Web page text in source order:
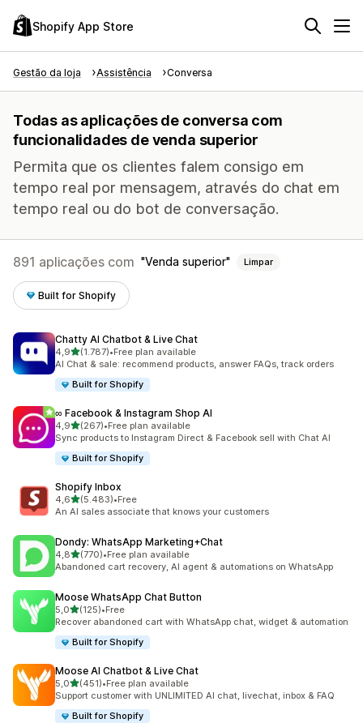
Shopify App Store
Gestão da loja Assistência Conversa
Todas as aplicações de conversa com
funcionalidades de venda superior
Permita que os clientes falem consigo em
tempo real por mensagem, através do chat em
tempo real ou do bot de conversação.
891 aplicações com Venda superior Limpar
Built for Shopify
Chatty AI Chatbot & Live Chat
4,9de 5 estrelas
(1.787)
1787 total de avaliações
•Free plan available
AI Chat & sale: recommend products, answer FAQs, track orders
Built for Shopify
∞ Facebook & Instagram Shop AI
4,9de 5 estrelas
(267)
267 total de avaliações
•Free plan available
Sync products to Instagram Direct & Facebook sell with Chat AI
Built for Shopify
Shopify Inbox
4,6de 5 estrelas
(5.483)
5483 total de avaliações
•Free
An AI sales associate that knows your customers
Dondy: WhatsApp Marketing+Chat
4,8de 5 estrelas
(770)
770 total de avaliações
•Free plan available
Abandoned cart recovery, AI agent & automations on WhatsApp
Moose WhatsApp Chat Button
5,0de 5 estrelas
(125)
125 total de avaliações
•Free
Recover abandoned cart with WhatsApp chat, widget & automation
Built for Shopify
Moose AI Chatbot & Live Chat
5,0de 5 estrelas
(451)
451 total de avaliações
•Free plan available
Support customer with UNLIMITED AI chat, livechat, inbox & FAQ
Built for Shopify